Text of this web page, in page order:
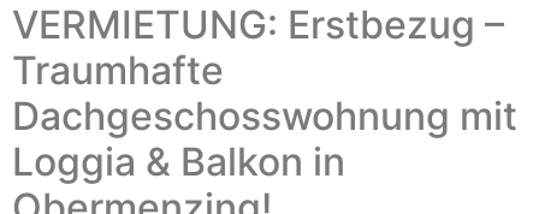
VERMIETUNG: Erstbezug –
Traumhafte
Dachgeschosswohnung mit
Loggia & Balkon in